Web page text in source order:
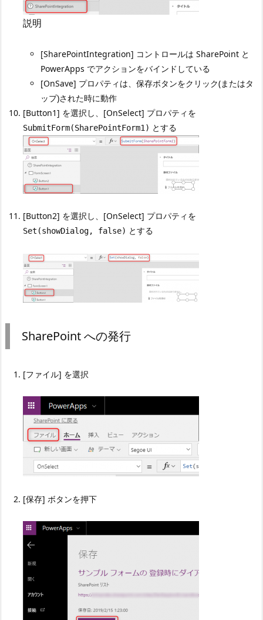
説明
[SharePointIntegration] コントロールは SharePoint と
PowerApps でアクションをバインドしている
[OnSave] プロパティは、保存ボタンをクリック(またはタ
ップ)された時に動作
[Button1] を選択し、[OnSelect] プロパティを
SubmitForm(SharePointForm1) とする
[Button2] を選択し、[OnSelect] プロパティを
Set(showDialog, false) とする
SharePoint への発行
[ファイル] を選択
[保存] ボタンを押下